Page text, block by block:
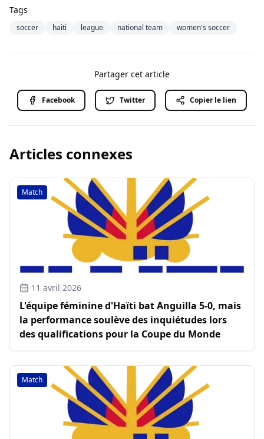
Tags
soccer haiti league national team women's soccer
Partager cet article
Facebook Twitter Copier le lien
Articles connexes
Match
11 avril 2026
L'équipe féminine d'Haïti bat Anguilla 5-0, mais
la performance soulève des inquiétudes lors
des qualifications pour la Coupe du Monde
Match